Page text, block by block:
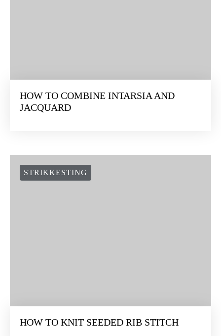
HOW TO COMBINE INTARSIA AND
JACQUARD
STRIKKESTING
HOW TO KNIT SEEDED RIB STITCH